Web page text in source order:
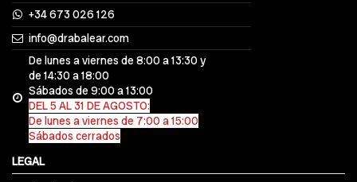
+34 673 026 126
info@drabalear.com
De lunes a viernes de 8:00 a 13:30 y
de 14:30 a 18:00
Sábados de 9:00 a 13:00
DEL 5 AL 31 DE AGOSTO:
De lunes a viernes de 7:00 a 15:00
Sábados cerrados
LEGAL